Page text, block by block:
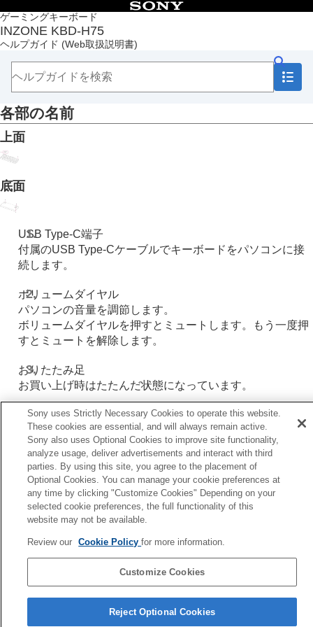
ゲーミングキーボード
INZONE KBD-H75
ヘルプガイド (Web取扱説明書)
目次
トップページ
準備する
各部の名前
ランプ表示
キーボードを使う
キーボードのカスタマイズ
お知らせ
主な仕様
各部の名前
上面
底面
USB Type-C端子
付属のUSB Type-Cケーブルでキーボードをパソコンに接
続します。
ボリュームダイヤル
パソコンの音量を調節します。
ボリュームダイヤルを押すとミュートします。もう一度押
すとミュートを解除します。
おりたたみ足
お買い上げ時はたたんだ状態になっています。
製造（シリアル）番号
関連項目
ランプ表示
ランプ
言語選択ページへ
5-067-452-01(3)
Sony uses Strictly Necessary Cookies to operate this website.
These cookies are essential, and will always remain active.
Sony also uses Optional Cookies to improve site functionality,
analyze usage, deliver advertisements and interact with third
parties. By using this site, you agree to the placement of
Optional Cookies. You can manage your cookie preferences at
any time by clicking "Customize Cookies" Depending on your
selected cookie preferences, the full functionality of this
website may not be available.
Review our Cookie Policyfor more information.
Customize Cookies
Reject Optional Cookies